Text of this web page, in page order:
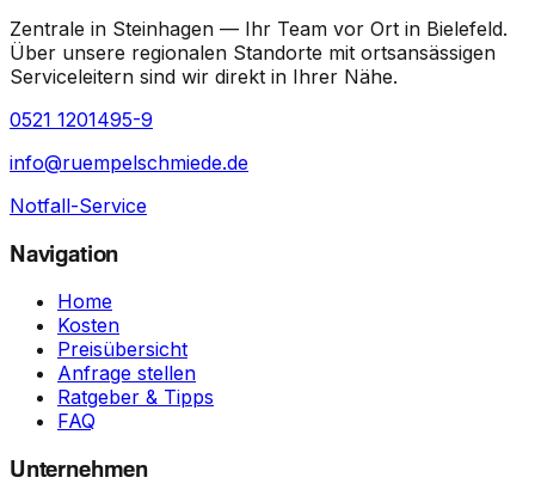
Zentrale in Steinhagen — Ihr Team vor Ort in Bielefeld.
Über unsere regionalen Standorte mit ortsansässigen
Serviceleitern sind wir direkt in Ihrer Nähe.
0521 1201495-9
info@ruempelschmiede.de
Notfall-Service
Navigation
Home
Kosten
Preisübersicht
Anfrage stellen
Ratgeber & Tipps
FAQ
Unternehmen